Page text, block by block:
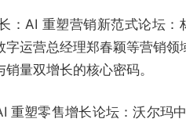
：AI 重塑营销新范式论坛
字运营总经理郑春颖等营销
量双增长的核心密码。
重塑零售增长论坛：沃尔玛